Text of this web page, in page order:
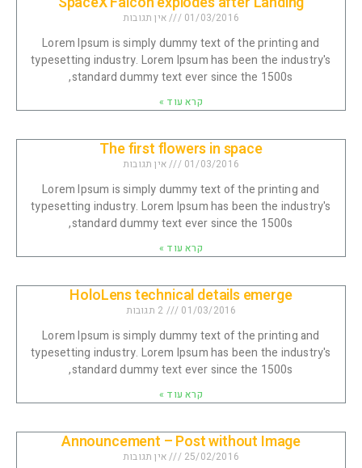
01/03/2016 אין תגובות
Lorem Ipsum is simply dummy text of the printing and
typesetting industry. Lorem Ipsum has been the industry's
standard dummy text ever since the 1500s,
קרא עוד »
The first flowers in space
01/03/2016 אין תגובות
Lorem Ipsum is simply dummy text of the printing and
typesetting industry. Lorem Ipsum has been the industry's
standard dummy text ever since the 1500s,
קרא עוד »
HoloLens technical details emerge
01/03/2016
Lorem Ipsum is simply dummy text of the printing and
typesetting industry. Lorem Ipsum has been the industry's
standard dummy text ever since the 1500s,
קרא עוד »
Announcement – Post without Image
25/02/2016 אין תגובות